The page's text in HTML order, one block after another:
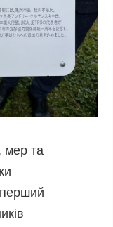
мер та